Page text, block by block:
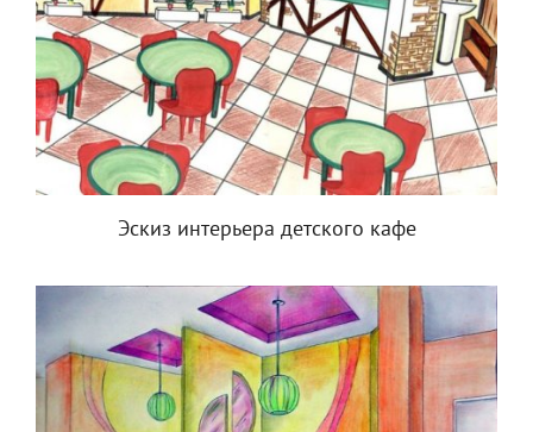
Эскиз интерьера детского кафе